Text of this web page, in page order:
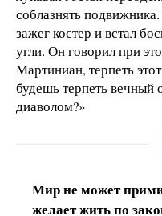
соблазнять
зажег костер и встал
угли. Он говорил при
Мартиниан, терпеть
будешь терпеть вечный
диаволом?»
Мир не может
желает жить по